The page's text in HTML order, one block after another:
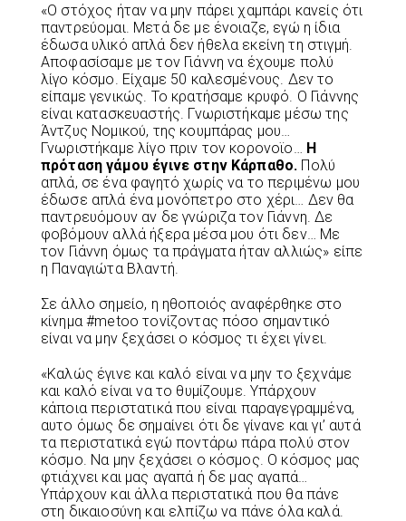
«Ο στόχος ήταν να μην πάρει χαμπάρι κανείς ότι
παντρεύομαι. Μετά δε με ένοιαζε, εγώ η ίδια
έδωσα υλικό απλά δεν ήθελα εκείνη τη στιγμή.
Αποφασίσαμε με τον Γιάννη να έχουμε πολύ
λίγο κόσμο. Είχαμε 50 καλεσμένους. Δεν το
είπαμε γενικώς. Το κρατήσαμε κρυφό. Ο Γιάννης
είναι κατασκευαστής. Γνωριστήκαμε μέσω της
Άντζυς Νομικού, της κουμπάρας μου…
Γνωριστήκαμε λίγο πριν τον κορονοϊο… Η
πρόταση γάμου έγινε στην Κάρπαθο. Πολύ
απλά, σε ένα φαγητό χωρίς να το περιμένω μου
έδωσε απλά ένα μονόπετρο στο χέρι… Δεν θα
παντρευόμουν αν δε γνώριζα τον Γιάννη. Δε
φοβόμουν αλλά ήξερα μέσα μου ότι δεν… Με
τον Γιάννη όμως τα πράγματα ήταν αλλιώς» είπε
η Παναγιώτα Βλαντή.
Σε άλλο σημείο, η ηθοποιός αναφέρθηκε στο
κίνημα #metoo τονίζοντας πόσο σημαντικό
είναι να μην ξεχάσει ο κόσμος τι έχει γίνει.
«Καλώς έγινε και καλό είναι να μην το ξεχνάμε
και καλό είναι να το θυμίζουμε. Υπάρχουν
κάποια περιστατικά που είναι παραγεγραμμένα,
αυτο όμως δε σημαίνει ότι δε γίνανε και γι’ αυτά
τα περιστατικά εγώ ποντάρω πάρα πολύ στον
κόσμο. Να μην ξεχάσει ο κόσμος. Ο κόσμος μας
φτιάχνει και μας αγαπά ή δε μας αγαπά…
Υπάρχουν και άλλα περιστατικά που θα πάνε
στη δικαιοσύνη και ελπίζω να πάνε όλα καλά.